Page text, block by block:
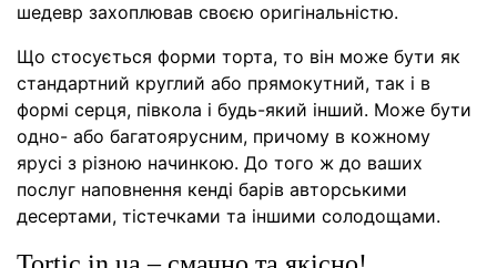
шедевр захоплював своєю оригінальністю.
Що стосується форми торта, то він може бути як
стандартний круглий або прямокутний, так і в
формі серця, півкола і будь-який інший. Може бути
одно- або багатоярусним, причому в кожному
ярусі з різною начинкою. До того ж до ваших
послуг наповнення кенді барів авторськими
десертами, тістечками та іншими солодощами.